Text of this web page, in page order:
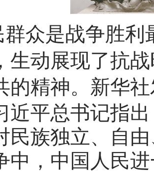
众是战争胜利
生动展现了抗
的精神。新华
总书记指出
民族独立、自
中，中国人民